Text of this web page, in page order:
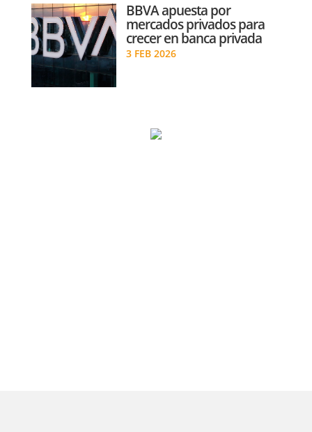
BBVA apuesta por
mercados privados para
crecer en banca privada
3 FEB 2026